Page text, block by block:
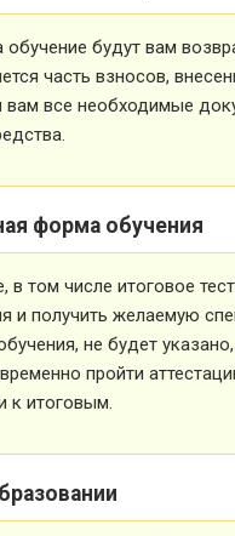
обучение будут вам
часть взносов,
вам все необходимые
форма обучения
в том числе итоговое
и получить желаемую
не будет
пройти
к итоговым.